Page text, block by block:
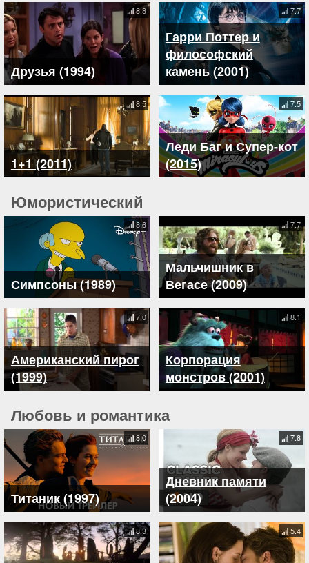
Друзья (1994)
8.8
Гарри Поттер и
философский
камень (2001)
7.7
1+1 (2011)
8.5
Леди Баг и Супер-кот
(2015)
7.5
Юмористический
Симпсоны (1989)
8.6
Мальчишник в
Вегасе (2009)
7.7
Американский пирог
(1999)
7.0
Корпорация
монстров (2001)
8.1
Любовь и романтика
Титаник (1997)
8.0
Дневник памяти
(2004)
7.8
8.3 5.4